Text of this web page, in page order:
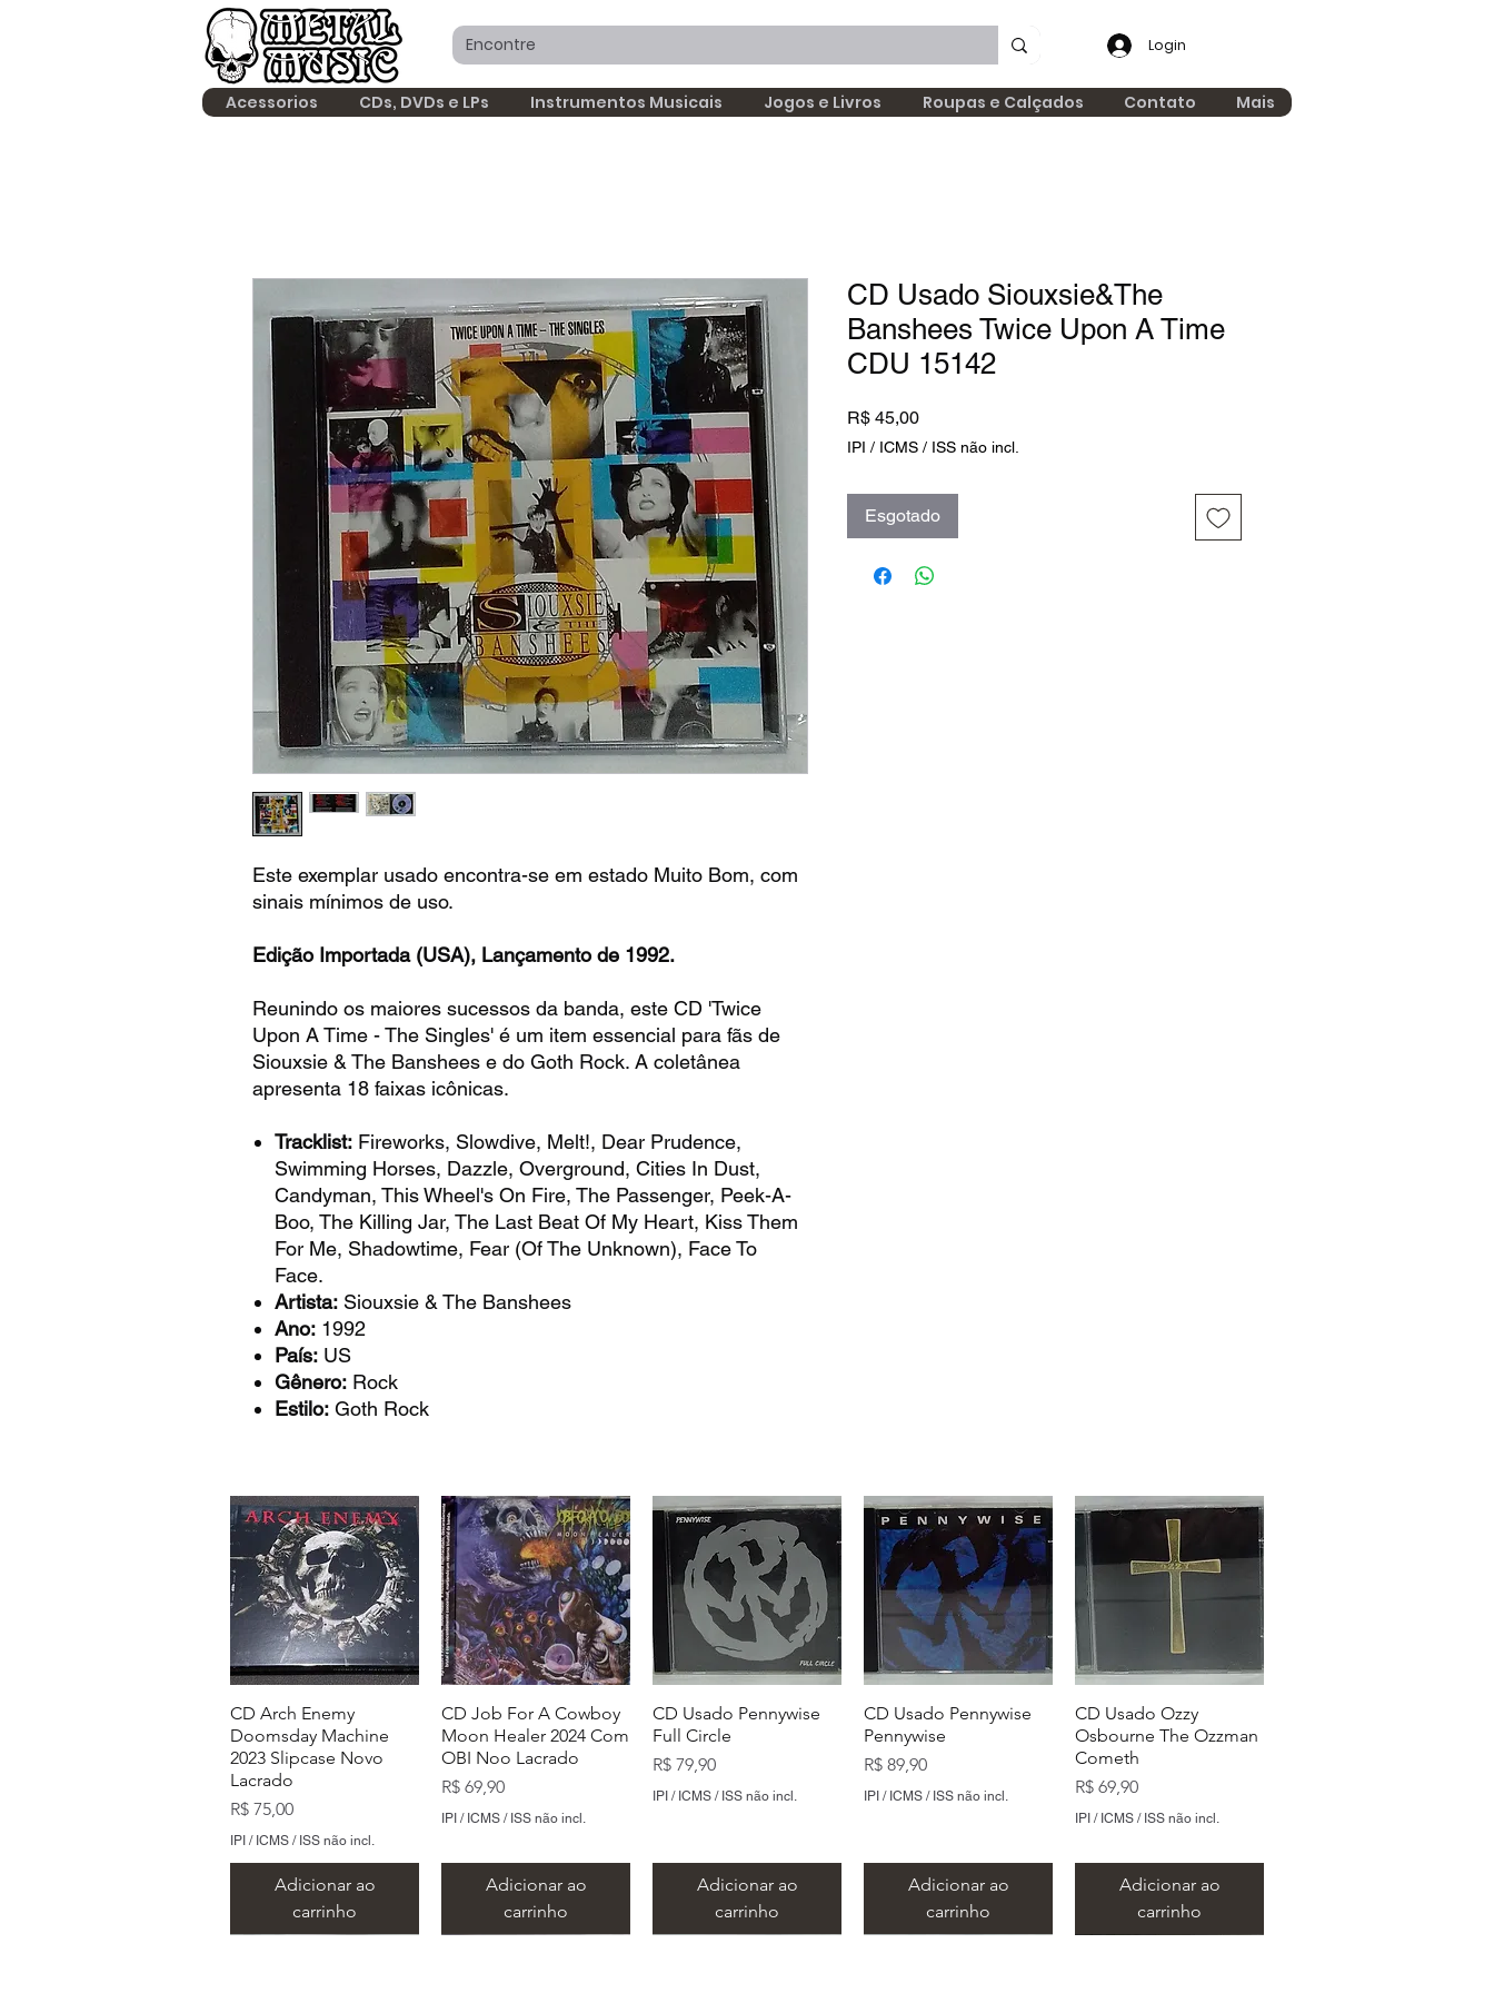
Login
Acessorios CDs, DVDs e LPs Instrumentos Musicais Jogos e Livros Roupas e Calçados Contato Mais
Este exemplar usado encontra-se em estado Muito Bom, com
sinais mínimos de uso.
Edição Importada (USA), Lançamento de 1992.
Reunindo os maiores sucessos da banda, este CD 'Twice
Upon A Time - The Singles' é um item essencial para fãs de
Siouxsie & The Banshees e do Goth Rock. A coletânea
apresenta 18 faixas icônicas.
Tracklist: Fireworks, Slowdive, Melt!, Dear Prudence,
Swimming Horses, Dazzle, Overground, Cities In Dust,
Candyman, This Wheel's On Fire, The Passenger, Peek-A-
Boo, The Killing Jar, The Last Beat Of My Heart, Kiss Them
For Me, Shadowtime, Fear (Of The Unknown), Face To
Face.
Artista: Siouxsie & The Banshees
Ano: 1992
País: US
Gênero: Rock
Estilo: Goth Rock
CD Usado Siouxsie&The
Banshees Twice Upon A Time
CDU 15142
R$ 45,00Preço
IPI / ICMS / ISS não incl.
Esgotado
CD Arch Enemy
Doomsday Machine
2023 Slipcase Novo
Lacrado
Preço
R$ 75,00
IPI / ICMS / ISS não incl.
Adicionar ao
carrinho
CD Job For A Cowboy
Moon Healer 2024 Com
OBI Noo Lacrado
Preço
R$ 69,90
IPI / ICMS / ISS não incl.
Adicionar ao
carrinho
CD Usado Pennywise
Full Circle
Preço
R$ 79,90
IPI / ICMS / ISS não incl.
Adicionar ao
carrinho
CD Usado Pennywise
Pennywise
Preço
R$ 89,90
IPI / ICMS / ISS não incl.
Adicionar ao
carrinho
CD Usado Ozzy
Osbourne The Ozzman
Cometh
Preço
R$ 69,90
IPI / ICMS / ISS não incl.
Adicionar ao
carrinho